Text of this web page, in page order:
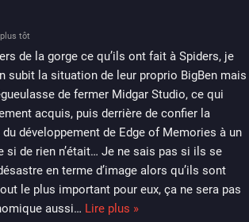
tôt
de la gorge ce qu’ils ont fait à Spiders, je
subit la situation de leur proprio BigBen mais
de fermer Midgar Studio, ce qui
acquis, puis derrière de confier la
développement de Edge of Memories à un
si de rien n’était… Je ne sais pas si ils se
en terme d’image alors qu’ils sont
le plus important pour eux, ça ne sera pas
aussi… Lire plus »